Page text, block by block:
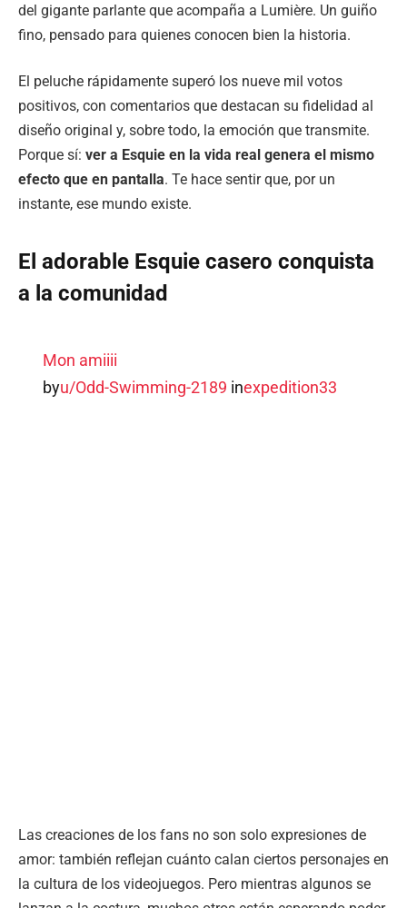
del gigante parlante que acompaña a Lumière. Un guiño
fino, pensado para quienes conocen bien la historia.
El peluche rápidamente superó los nueve mil votos
positivos, con comentarios que destacan su fidelidad al
diseño original y, sobre todo, la emoción que transmite.
Porque sí: ver a Esquie en la vida real genera el mismo
efecto que en pantalla. Te hace sentir que, por un
instante, ese mundo existe.
El adorable Esquie casero conquista
a la comunidad
Mon amiiii
byu/Odd-Swimming-2189 inexpedition33
Las creaciones de los fans no son solo expresiones de
amor: también reflejan cuánto calan ciertos personajes en
la cultura de los videojuegos. Pero mientras algunos se